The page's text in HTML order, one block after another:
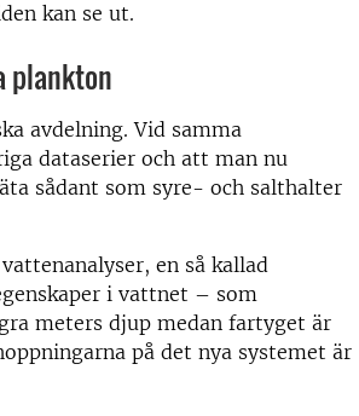
kan se ut.
plankton
avdelning. Vid samma
dataserier och att man nu
sådant som syre- och salthalter
en så kallad
i vattnet – som
meters djup medan fartyget är
på det nya systemet är